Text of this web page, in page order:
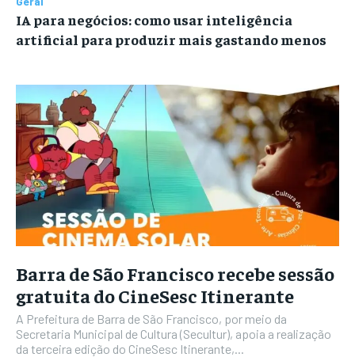
IA para negócios: como usar inteligência
artificial para produzir mais gastando menos
Barra de São Francisco recebe sessão
gratuita do CineSesc Itinerante
A Prefeitura de Barra de São Francisco, por meio da
Secretaria Municipal de Cultura (Secultur), apoia a realização
da terceira edição do CineSesc Itinerante,...